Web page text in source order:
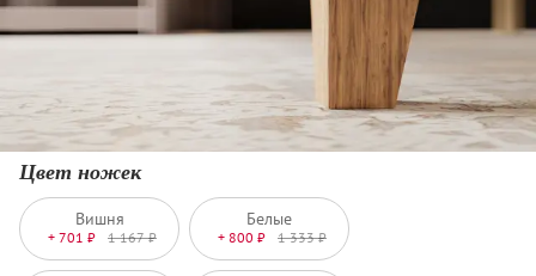
Цвет ножек
Вишня
+ 701 ₽ 1 167 ₽
Белые
+ 800 ₽ 1 333 ₽